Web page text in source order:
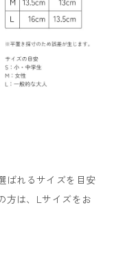
ばれるサイズを目安
方は、Lサイズをお